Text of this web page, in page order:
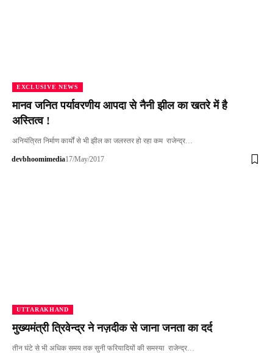
EXCLUSIVE NEWS
मानव जनित पर्यावरणीय आपदा से नैनी झील का खतरे में है
अस्तित्व !
अनियंत्रित निर्माण कार्यों से भी झील का जलस्तर हो रहा कम राजेन्द्र…
devbhoomimedia17/May/2017
UTTARAKHAND
मुख्यमंत्री त्रिवेन्द्र ने नज़दीक से जाना जनता का दर्द
तीन घंटे से भी अधिक समय तक सुनी फरियादियों की समस्या राजेन्द्र…